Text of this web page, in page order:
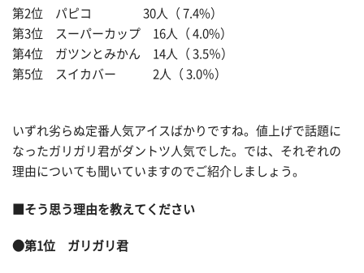
第2位 パピコ 30人（ 7.4%）
第3位 スーパーカップ 16人（ 4.0%）
第4位 ガツンとみかん 14人（ 3.5％）
第5位 スイカバー 2人（ 3.0％）
いずれ劣らぬ定番人気アイスばかりですね。値上げで話題に
なったガリガリ君がダントツ人気でした。では、それぞれの
理由についても聞いていますのでご紹介しましょう。
■そう思う理由を教えてください
●第1位 ガリガリ君